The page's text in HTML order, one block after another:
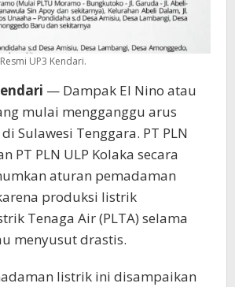
UP3 Kendari.
— Dampak El Nino atau
mulai mengganggu arus
Sulawesi Tenggara. PT PLN
PT PLN ULP Kolaka secara
aturan pemadaman
produksi listrik
Tenaga Air (PLTA) selama
menyusut drastis.
listrik ini disampaikan